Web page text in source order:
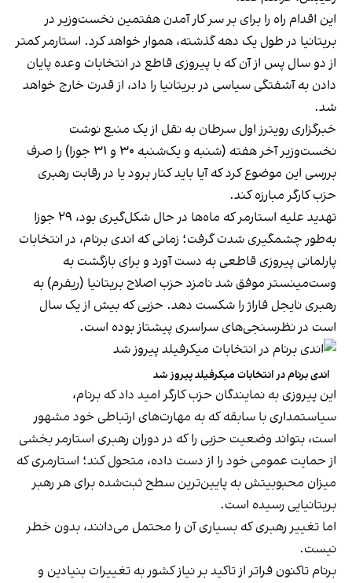
این اقدام راه را برای بر سر کار آمدن هفتمین نخست‌وزیر در
بریتانیا در طول یک دهه گذشته، هموار خواهد کرد. استارمر کمتر
از دو سال پس از آن که با پیروزی قاطع در انتخابات وعده پایان
دادن به آشفتگی سیاسی در بریتانیا را داد، از قدرت خارج خواهد
شد.
خبرگزاری رویترز اول سرطان به نقل از یک منبع نوشت
نخست‌وزیر آخر هفته (شنبه و یک‌شنبه ۳۰ و ۳۱ جورا) را صرف
بررسی این موضوع کرد که آیا باید کنار برود یا در رقابت رهبری
حزب کارگر مبارزه کند.
تهدید علیه استارمر که ماه‌ها در حال شکل‌گیری بود، ۲۹ جوزا
به‌طور چشمگیری شدت گرفت؛ زمانی که اندی برنام، در انتخابات
پارلمانی پیروزی قاطعی به دست آورد و برای بازگشت به
وست‌مینستر موفق شد نامزد حزب اصلاح بریتانیا (ریفرم) به
رهبری نایجل فاراژ را شکست دهد. حزبی که بیش از یک سال
است در نظرسنجی‌های سراسری پیشتاز بوده است.
اندی برنام در انتخابات میکرفیلد پیروز شد
این پیروزی به نمایندگان حزب کارگر امید داد که برنام،
سیاستمداری با سابقه که به مهارت‌های ارتباطی خود مشهور
است، بتواند وضعیت حزبی را که در دوران رهبری استارمر بخشی
از حمایت عمومی خود را از دست داده، متحول کند؛ استارمری که
میزان محبوبیتش به پایین‌ترین سطح ثبت‌شده برای هر رهبر
بریتانیایی رسیده است.
اما تغییر رهبری که بسیاری آن را محتمل می‌دانند، بدون خطر
نیست.
برنام تاکنون فراتر از تاکید بر نیاز کشور به تغییرات بنیادین و